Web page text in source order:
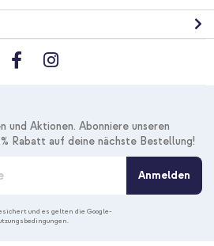
und Aktionen. Abonniere unseren
Rabatt auf deine nächste Bestellung!
Anmelden
und es gelten dieGoogle-
.